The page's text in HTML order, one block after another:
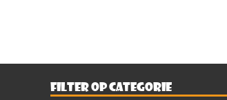
FILTER OP CATEGORIE